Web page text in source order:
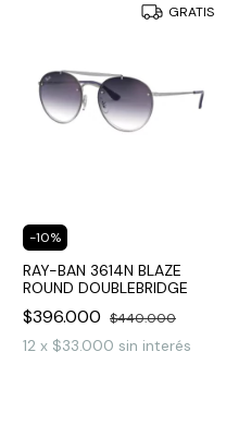
GRATIS
-10%
RAY-BAN 3614N BLAZE
ROUND DOUBLEBRIDGE
$396.000 $440.000
12 x $33.000 sin interés